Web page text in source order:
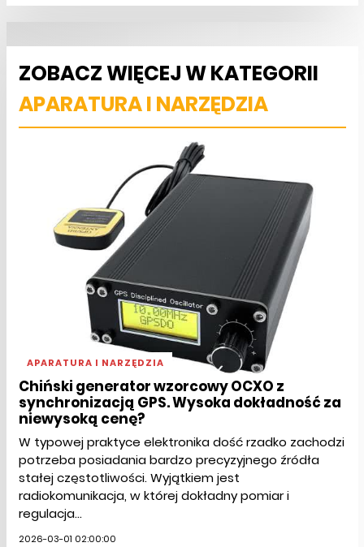
ZOBACZ WIĘCEJ W KATEGORII
APARATURA I NARZĘDZIA
APARATURA I NARZĘDZIA
Chiński generator wzorcowy OCXO z
synchronizacją GPS. Wysoka dokładność za
niewysoką cenę?
W typowej praktyce elektronika dość rzadko zachodzi
potrzeba posiadania bardzo precyzyjnego źródła
stałej częstotliwości. Wyjątkiem jest
radiokomunikacja, w której dokładny pomiar i
regulacja...
2026-03-01 02:00:00